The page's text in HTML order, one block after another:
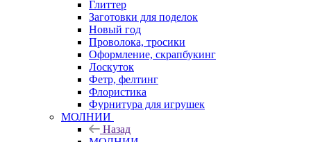
Глиттер
Заготовки для поделок
Новый год
Проволока, тросики
Оформление, скрапбукинг
Лоскуток
Фетр, фелтинг
Флористика
Фурнитура для игрушек
МОЛНИИ
Назад